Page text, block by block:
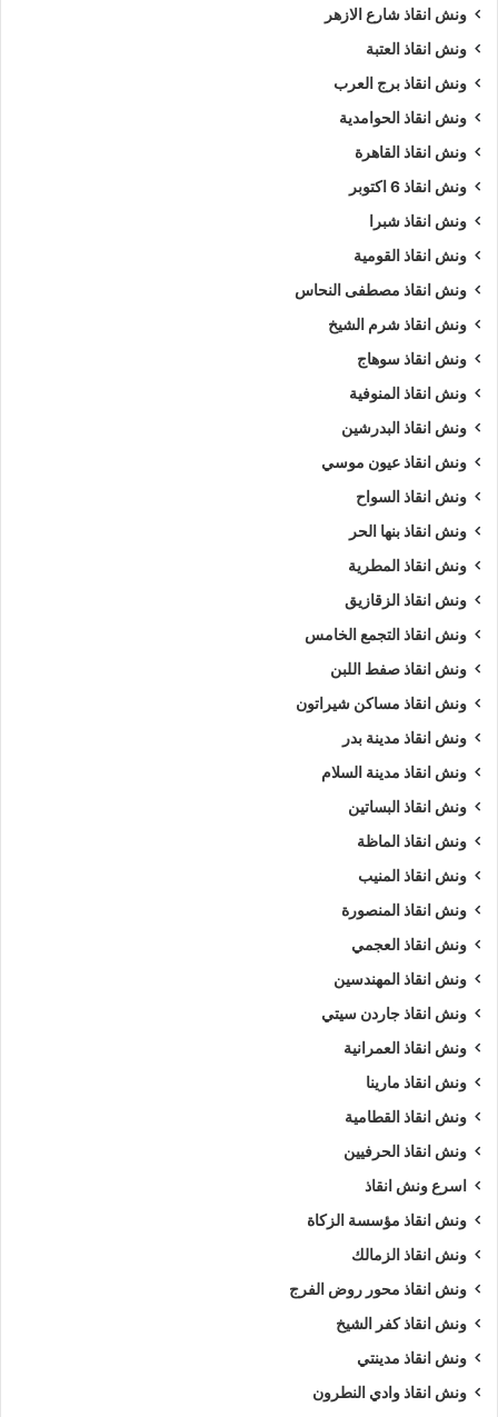
ونش انقاذ شارع الازهر
ونش انقاذ العتبة
ونش انقاذ برج العرب
ونش انقاذ الحوامدية
ونش انقاذ القاهرة
ونش انقاذ 6 اكتوبر
ونش انقاذ شبرا
ونش انقاذ القومية
ونش انقاذ مصطفى النحاس
ونش انقاذ شرم الشيخ
ونش انقاذ سوهاج
ونش انقاذ المنوفية
ونش انقاذ البدرشين
ونش انقاذ عيون موسي
ونش انقاذ السواح
ونش انقاذ بنها الحر
ونش انقاذ المطرية
ونش انقاذ الزقازيق
ونش انقاذ التجمع الخامس
ونش انقاذ صفط اللبن
ونش انقاذ مساكن شيراتون
ونش انقاذ مدينة بدر
ونش انقاذ مدينة السلام
ونش انقاذ البساتين
ونش انقاذ الماظة
ونش انقاذ المنيب
ونش انقاذ المنصورة
ونش انقاذ العجمي
ونش انقاذ المهندسين
ونش انقاذ جاردن سيتي
ونش انقاذ العمرانية
ونش انقاذ مارينا
ونش انقاذ القطامية
ونش انقاذ الحرفيين
اسرع ونش انقاذ
ونش انقاذ مؤسسة الزكاة
ونش انقاذ الزمالك
ونش انقاذ محور روض الفرج
ونش انقاذ كفر الشيخ
ونش انقاذ مدينتي
ونش انقاذ وادي النطرون